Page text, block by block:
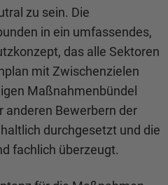
zu sein. Die
in ein umfassendes,
das alle Sektoren
mit Zwischenzielen
Maßnahmenbündel
anderen Bewerbern der
durchgesetzt und die
fachlich überzeugt.